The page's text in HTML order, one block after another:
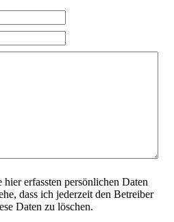
hier erfassten persönlichen Daten
dass ich jederzeit den Betreiber
Daten zu löschen.